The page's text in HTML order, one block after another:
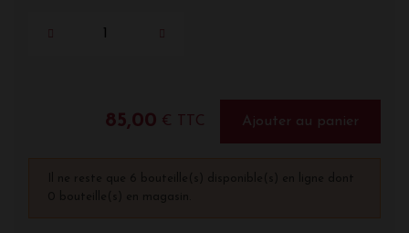
85,00 € TTC Ajouter au panier